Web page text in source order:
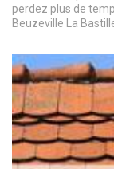
perdez plus de
Beuzeville La